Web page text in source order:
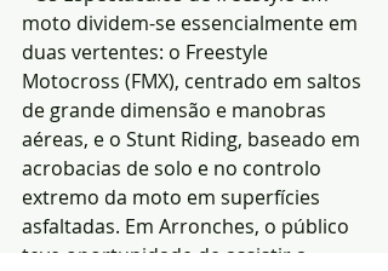
moto dividem-se essencialmente em
duas vertentes: o Freestyle
Motocross (FMX), centrado em saltos
de grande dimensão e manobras
aéreas, e o Stunt Riding, baseado em
acrobacias de solo e no controlo
extremo da moto em superfícies
asfaltadas. Em Arronches, o público
teve oportunidade de assistir a